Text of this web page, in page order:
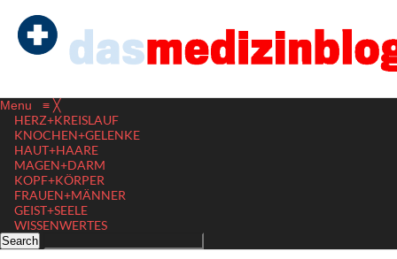
Menu ≡ ╳
HERZ+KREISLAUF
KNOCHEN+GELENKE
HAUT+HAARE
MAGEN+DARM
KOPF+KÖRPER
FRAUEN+MÄNNER
GEIST+SEELE
WISSENWERTES